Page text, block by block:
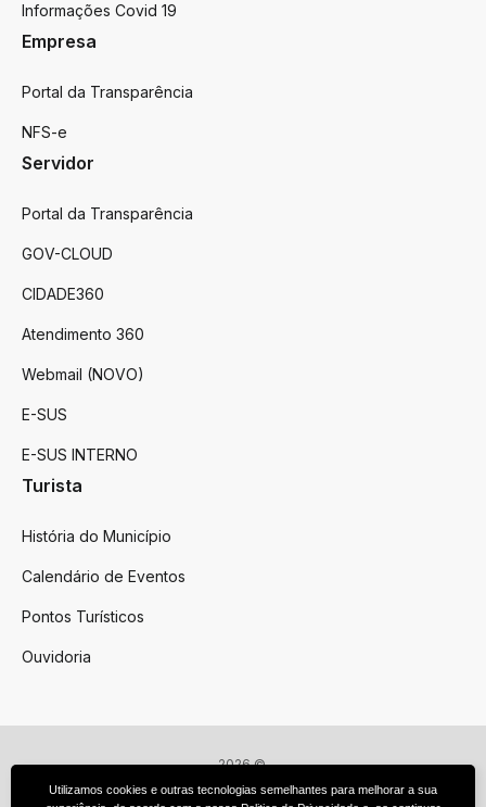
Informações Covid 19
Empresa
Portal da Transparência
NFS-e
Servidor
Portal da Transparência
GOV-CLOUD
CIDADE360
Atendimento 360
Webmail (NOVO)
E-SUS
E-SUS INTERNO
Turista
História do Município
Calendário de Eventos
Pontos Turísticos
Ouvidoria
2026 ©
Todos os direitos reservados.
Utilizamos cookies e outras tecnologias semelhantes para melhorar a sua